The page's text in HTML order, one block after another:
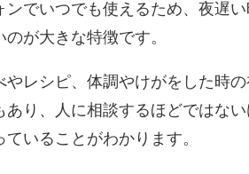
ンでいつでも使えるため、夜遅
が大きな特徴です。
やレシピ、体調やけがをした時
あり、人に相談するほどではな
ていることがわかります。